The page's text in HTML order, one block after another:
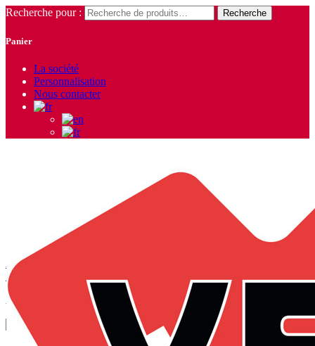
Recherche pour : Recherche
Panier
La société
Personnalisation
Nous contacter
Pantalons
Accueil
Shorts
Affichage de 19–23 sur 23 résultats